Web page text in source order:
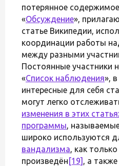
потерянное
«Обсуждение»,
статье Википедии,
координации работы
между разными
Постоянные участники
«Список наблюдения»,
интересные для себя
могут легко
изменения в этих
программы,
широко используются
вандализма, как
произведён [19] , а